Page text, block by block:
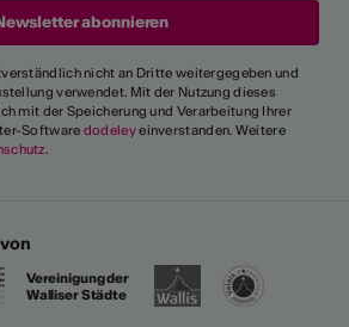
nicht an Dritte weitergegeben und
verwendet. Mit der Nutzung dieses
mit der Speicherung und Verarbeitung Ihrer
Software dodeleyeinverstanden. Weitere
.
Vereinigung der
Walliser Städte